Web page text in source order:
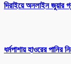
দিরাইয়ে অনলাইন জুয়ার
ধর্মপাশায় হাওরের